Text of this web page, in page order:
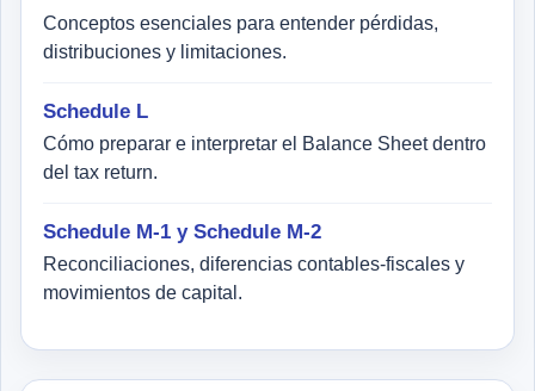
Conceptos esenciales para entender pérdidas,
distribuciones y limitaciones.
Schedule L
Cómo preparar e interpretar el Balance Sheet dentro
del tax return.
Schedule M-1 y Schedule M-2
Reconciliaciones, diferencias contables-fiscales y
movimientos de capital.